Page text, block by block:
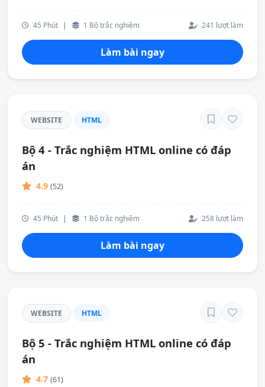
45 Phút | 1 Bộ trắc nghiệm 241 lượt làm
Làm bài ngay
WEBSITE HTML
Bộ 4 - Trắc nghiệm HTML online có đáp
án
4.9 (52)
45 Phút | 1 Bộ trắc nghiệm 258 lượt làm
Làm bài ngay
WEBSITE HTML
Bộ 5 - Trắc nghiệm HTML online có đáp
án
4.7 (61)